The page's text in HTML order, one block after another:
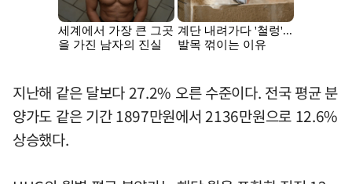
지난해 같은 달보다 27.2% 오른 수준이다. 전국 평균 분
양가도 같은 기간 1897만원에서 2136만원으로 12.6%
상승했다.